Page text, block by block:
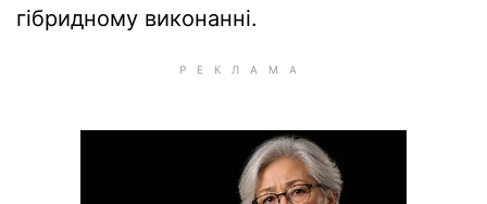
гібридному виконанні.